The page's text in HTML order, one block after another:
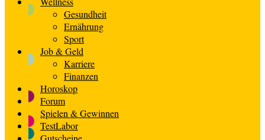
Gesundheit
Ernährung
Sport
Job & Geld
Karriere
Finanzen
Horoskop
Forum
Spielen & Gewinnen
TestLabor